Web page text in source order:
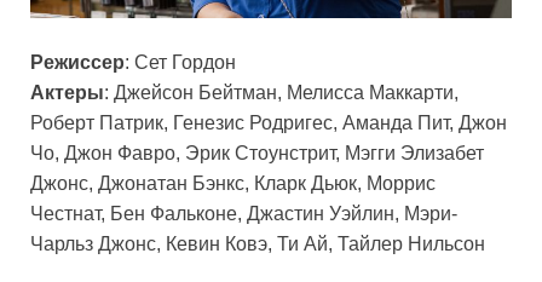
Режиссер: Сет Гордон
Актеры: Джейсон Бейтман, Мелисса Маккарти,
Роберт Патрик, Генезис Родригес, Аманда Пит, Джон
Чо, Джон Фавро, Эрик Стоунстрит, Мэгги Элизабет
Джонс, Джонатан Бэнкс, Кларк Дьюк, Моррис
Честнат, Бен Фальконе, Джастин Уэйлин, Мэри-
Чарльз Джонс, Кевин Ковэ, Ти Ай, Тайлер Нильсон